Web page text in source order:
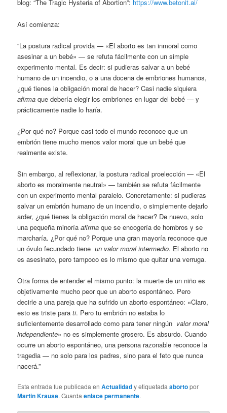
blog: “The Tragic Hysteria of Abortion”: https://www.betonit.ai/
Así comienza:
“La postura radical provida — «El aborto es tan inmoral como
asesinar a un bebé» — se refuta fácilmente con un simple
experimento mental. Es decir: si pudieras salvar a un bebé
humano de un incendio, o a una docena de embriones humanos,
¿qué tienes la obligación moral de hacer? Casi nadie siquiera
afirmaque debería elegir los embriones en lugar del bebé — y
prácticamente nadie lo haría.
¿Por qué no? Porque casi todo el mundo reconoce que un
embrión tiene mucho menos valor moral que un bebé que
realmente existe.
Sin embargo, al reflexionar, la postura radical proelección — «El
aborto es moralmente neutral» — también se refuta fácilmente
con un experimento mental paralelo. Concretamente: si pudieras
salvar un embrión humano de un incendio, o simplemente dejarlo
arder, ¿qué tienes la obligación moral de hacer? De nuevo, solo
una pequeña minoríaafirmaque se encogería de hombros y se
marcharía. ¿Por qué no? Porque una gran mayoría reconoce que
un óvulo fecundado tiene un valor moral intermedio. El aborto no
es asesinato, pero tampoco es lo mismo que quitar una verruga.
Otra forma de entender el mismo punto: la muerte de un niño es
objetivamente mucho peor que un aborto espontáneo. Pero
decirle a una pareja que ha sufrido un aborto espontáneo: «Claro,
esto es triste parati. Pero tu embrión no estaba lo
suficientemente desarrollado como para tener ningún valor moral
independiente» no es simplemente grosero. Es absurdo. Cuando
ocurre un aborto espontáneo, una persona razonable reconoce la
tragedia — no solo para los padres, sino para el feto que nunca
nacerá.”
Esta entrada fue publicada enActualidady etiquetadaabortopor
Martin Krause. Guardaenlace permanente.